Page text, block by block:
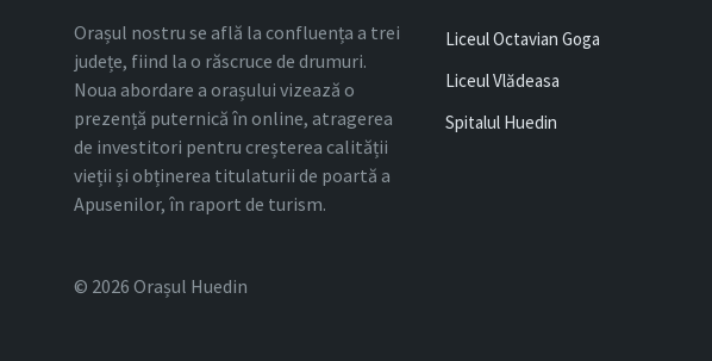
Orașul nostru se află la confluența a trei
județe, fiind la o răscruce de drumuri.
Noua abordare a orașului vizează o
prezență puternică în online, atragerea
de investitori pentru creșterea calității
vieții și obținerea titulaturii de poartă a
Apusenilor, în raport de turism.
Liceul Octavian Goga
Liceul Vlădeasa
Spitalul Huedin
© 2026 Orașul Huedin